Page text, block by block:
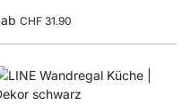
ab CHF 31.90